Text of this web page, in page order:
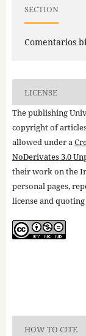
SECTION
Comentarios
LICENSE
The publishing
copyright of
allowed under a
NoDerivates 3.0
their work on the
personal pages,
license and
HOW TO CITE